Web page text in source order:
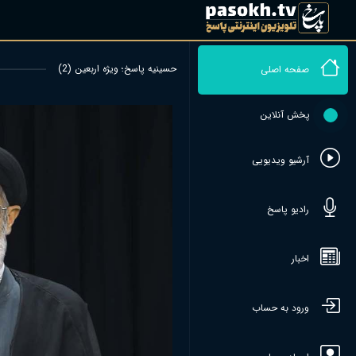
صفحه اصلی
پخش آنلاین
آرشیو ویدیویی
رادیو پاسخ
اخبار
ورود به حساب
حسینیه پاسخ؛ ویژه اربعین (2)